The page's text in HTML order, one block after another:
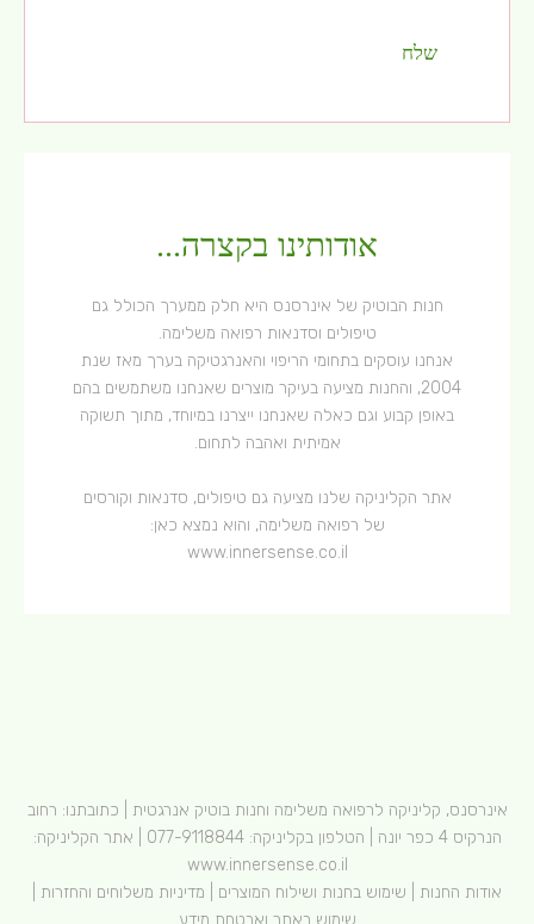
אודותינו בקצרה...
חנות הבוטיק של אינרסנס היא חלק ממערך הכולל גם
טיפולים וסדנאות רפואה משלימה.
אנחנו עוסקים בתחומי הריפוי והאנרגטיקה בערך מאז שנת
2004, והחנות מציעה בעיקר מוצרים שאנחנו משתמשים בהם
באופן קבוע וגם כאלה שאנחנו ייצרנו במיוחד, מתוך תשוקה
אמיתית ואהבה לתחום.
אתר הקליניקה שלנו מציעה גם טיפולים, סדנאות וקורסים
של רפואה משלימה, והוא נמצא כאן:
www.innersense.co.il
אינרסנס, קליניקה לרפואה משלימה וחנות בוטיק אנרגטית | כתובתנו: רחוב
הנרקיס 4 כפר יונה | הטלפון בקליניקה:
077-9118844 | אתר הקליניקה:
www.innersense.co.il
אודות החנות
שימוש בחנות ושילוח המוצרים מדיניות משלוחים והחזרות